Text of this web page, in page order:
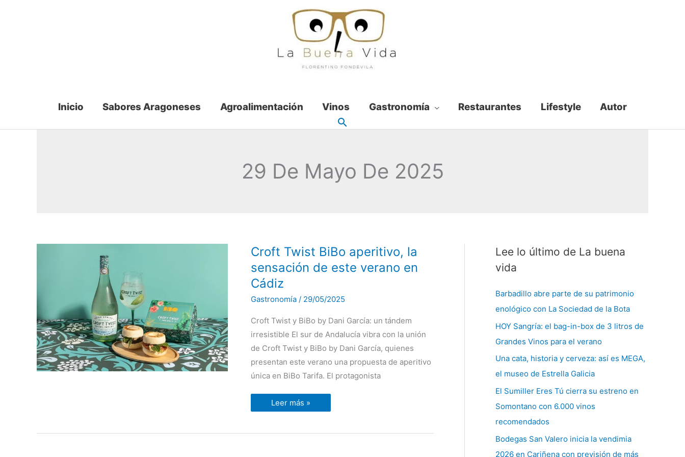
Inicio Sabores Aragoneses Agroalimentación Vinos Gastronomía Restaurantes Lifestyle Autor
29 De Mayo De 2025
Croft Twist BiBo aperitivo, la
sensación de este verano en
Cádiz
Gastronomía/ 29/05/2025
Croft Twist y BiBo by Dani García: un tándem
irresistible El sur de Andalucía vibra con la unión
de Croft Twist y BiBo by Dani García, quienes
presentan este verano una propuesta de aperitivo
única en BiBo Tarifa. El protagonista
Croft
Twist
aperitivo,
la
sensación
este
en
Cádiz
Leer más »
Lee lo último de La buena
vida
Barbadillo abre parte de su patrimonio
enológico con La Sociedad de la Bota
HOY Sangría: el bag-in-box de 3 litros de
Grandes Vinos para el verano
Una cata, historia y cerveza: así es MEGA,
el museo de Estrella Galicia
El Sumiller Eres Tú cierra su estreno en
Somontano con 6.000 vinos
recomendados
Bodegas San Valero inicia la vendimia
2026 en Cariñena con previsión de más
C
a
e
g
o
r
í
a
s